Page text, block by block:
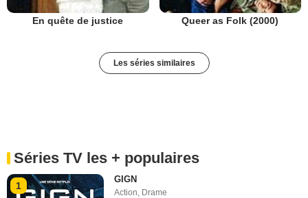
En quête de justice Queer as Folk (2000)
Les séries similaires
Séries TV les + populaires
1
GIGN
Action Drame